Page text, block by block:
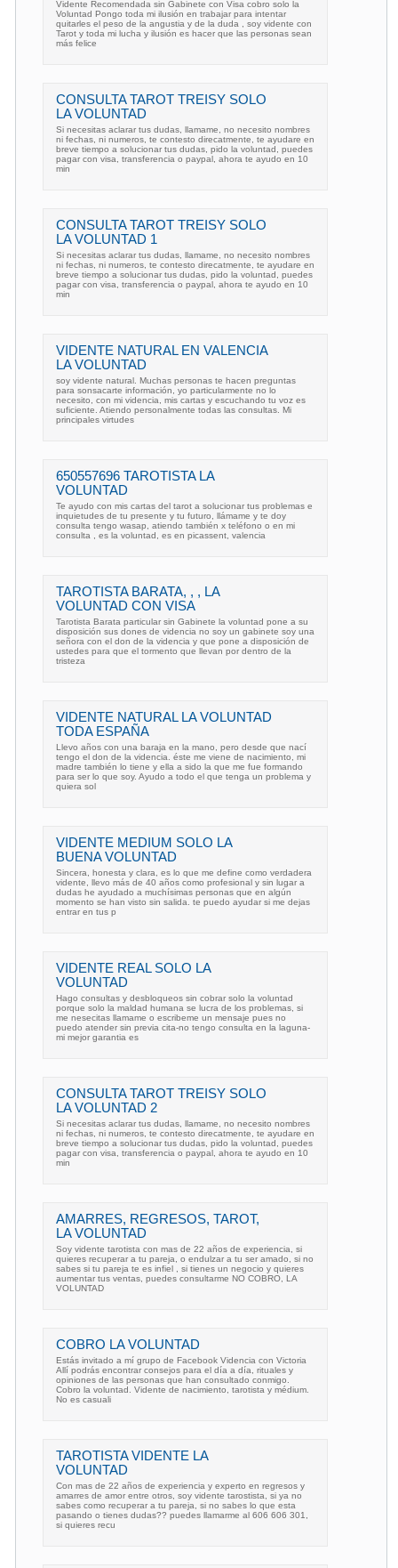
Vidente Recomendada sin Gabinete con Visa cobro solo la
Voluntad Pongo toda mi ilusión en trabajar para intentar
quitarles el peso de la angustia y de la duda , soy vidente con
Tarot y toda mi lucha y ilusión es hacer que las personas sean
más felice
CONSULTA TAROT TREISY SOLO
LA VOLUNTAD
Si necesitas aclarar tus dudas, llamame, no necesito nombres
ni fechas, ni numeros, te contesto direcatmente, te ayudare en
breve tiempo a solucionar tus dudas, pido la voluntad, puedes
pagar con visa, transferencia o paypal, ahora te ayudo en 10
min
CONSULTA TAROT TREISY SOLO
LA VOLUNTAD 1
Si necesitas aclarar tus dudas, llamame, no necesito nombres
ni fechas, ni numeros, te contesto direcatmente, te ayudare en
breve tiempo a solucionar tus dudas, pido la voluntad, puedes
pagar con visa, transferencia o paypal, ahora te ayudo en 10
min
VIDENTE NATURAL EN VALENCIA
LA VOLUNTAD
soy vidente natural. Muchas personas te hacen preguntas
para sonsacarte información, yo particularmente no lo
necesito, con mi videncia, mis cartas y escuchando tu voz es
suficiente. Atiendo personalmente todas las consultas. Mi
principales virtudes
650557696 TAROTISTA LA
VOLUNTAD
Te ayudo con mis cartas del tarot a solucionar tus problemas e
inquietudes de tu presente y tu futuro, llámame y te doy
consulta tengo wasap, atiendo también x teléfono o en mi
consulta , es la voluntad, es en picassent, valencia
TAROTISTA BARATA, , , LA
VOLUNTAD CON VISA
Tarotista Barata particular sin Gabinete la voluntad pone a su
disposición sus dones de videncia no soy un gabinete soy una
señora con el don de la videncia y que pone a disposición de
ustedes para que el tormento que llevan por dentro de la
tristeza
VIDENTE NATURAL LA VOLUNTAD
TODA ESPAÑA
Llevo años con una baraja en la mano, pero desde que nací
tengo el don de la videncia. éste me viene de nacimiento, mi
madre también lo tiene y ella a sido la que me fue formando
para ser lo que soy. Ayudo a todo el que tenga un problema y
quiera sol
VIDENTE MEDIUM SOLO LA
BUENA VOLUNTAD
Sincera, honesta y clara, es lo que me define como verdadera
vidente, llevo más de 40 años como profesional y sin lugar a
dudas he ayudado a muchísimas personas que en algún
momento se han visto sin salida. te puedo ayudar si me dejas
entrar en tus p
VIDENTE REAL SOLO LA
VOLUNTAD
Hago consultas y desbloqueos sin cobrar solo la voluntad
porque solo la maldad humana se lucra de los problemas, si
me nesecitas llamame o escribeme un mensaje pues no
puedo atender sin previa cita-no tengo consulta en la laguna-
mi mejor garantia es
CONSULTA TAROT TREISY SOLO
LA VOLUNTAD 2
Si necesitas aclarar tus dudas, llamame, no necesito nombres
ni fechas, ni numeros, te contesto direcatmente, te ayudare en
breve tiempo a solucionar tus dudas, pido la voluntad, puedes
pagar con visa, transferencia o paypal, ahora te ayudo en 10
min
AMARRES, REGRESOS, TAROT,
LA VOLUNTAD
Soy vidente tarotista con mas de 22 años de experiencia, si
quieres recuperar a tu pareja, o endulzar a tu ser amado, si no
sabes si tu pareja te es infiel , si tienes un negocio y quieres
aumentar tus ventas, puedes consultarme NO COBRO, LA
VOLUNTAD
COBRO LA VOLUNTAD
Estás invitado a mí grupo de Facebook Videncia con Victoria
Allí podrás encontrar consejos para el día a día, rituales y
opiniones de las personas que han consultado conmigo.
Cobro la voluntad. Vidente de nacimiento, tarotista y médium.
No es casuali
TAROTISTA VIDENTE LA
VOLUNTAD
Con mas de 22 años de experiencia y experto en regresos y
amarres de amor entre otros, soy vidente tarostista, si ya no
sabes como recuperar a tu pareja, si no sabes lo que esta
pasando o tienes dudas?? puedes llamarme al 606 606 301,
si quieres recu